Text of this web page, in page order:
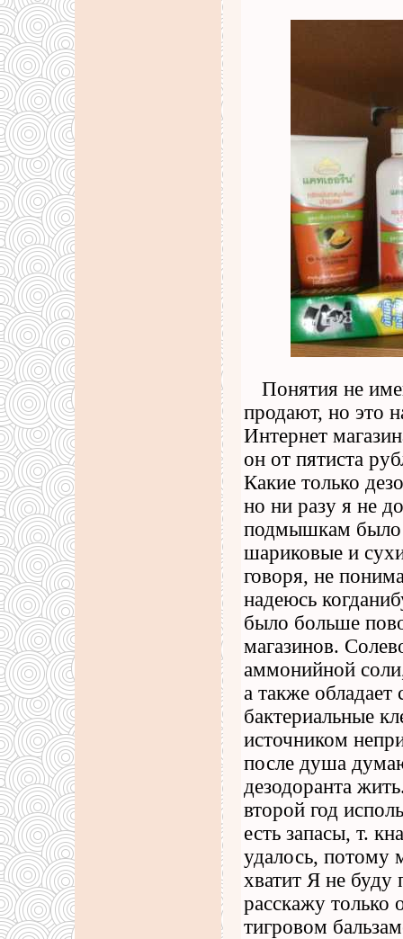
Понятия не
продают, но это
Интернет
он от пятиста
Какие только
но ни разу я не
подмышкам было
шариковые и
говоря, не
надеюсь
было больше
магазинов.
аммонийной
а также обладает
бактериальные
источником
после душа
дезодоранта
второй год
есть запасы, т.
удалось, потому
хватит Я не буду
расскажу только
тигровом